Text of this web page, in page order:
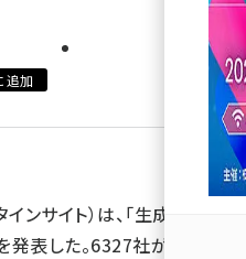
追加
サイト）は、「生成AI」に
表した。6327社が回答し